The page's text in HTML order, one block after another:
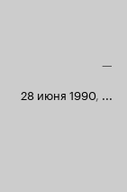
—
28 июня 1990, ...